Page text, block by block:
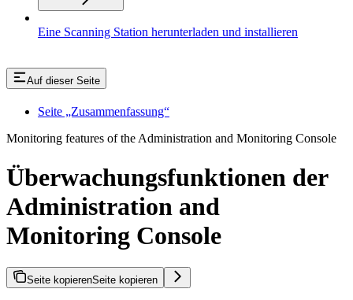
Eine Scanning Station herunterladen und installieren
Auf dieser Seite
Seite „Zusammenfassung“
Monitoring features of the Administration and Monitoring Console
Überwachungsfunktionen der
Administration and
Monitoring Console
Seite kopierenSeite kopieren